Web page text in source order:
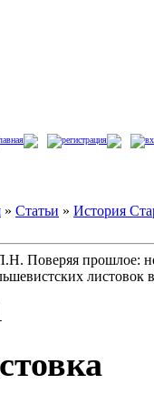
регистрация
» Статьи » История
Поверяя прошлое:
листовок